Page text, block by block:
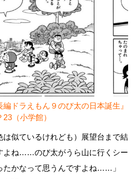
ドラえもん９のび太の日本誕生』
（小学館）
は似ているけれども）展望台まで結
よね……のび太がうら山に行くシー
たかなって思うんですよね……」